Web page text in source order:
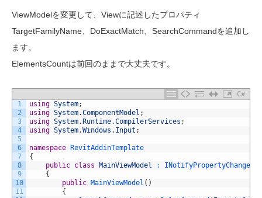
ViewModelを変更して、Viewに記述したプロパティ
TargetFamilyName、DoExactMatch、SearchCommandを追加し
ます。
ElementsCountは前回のままで大丈夫です。
C#
1
2
3
4
5
6
7
8
9
10
11
using System;
using System.ComponentModel ;
using System. Runtime.CompilerServices ;
using System.Windows . Input ;
namespace
RevitAddinTemplate
{
public class MainViewModel :
INotifyPropertyChanged
{
public MainViewModel ( )
{